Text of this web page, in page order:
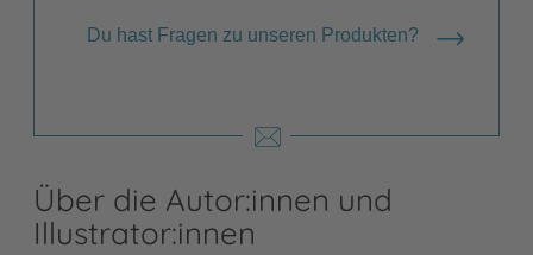
Du hast Fragen zu unseren Produkten?
Über die Autor:innen und
Illustrator:innen